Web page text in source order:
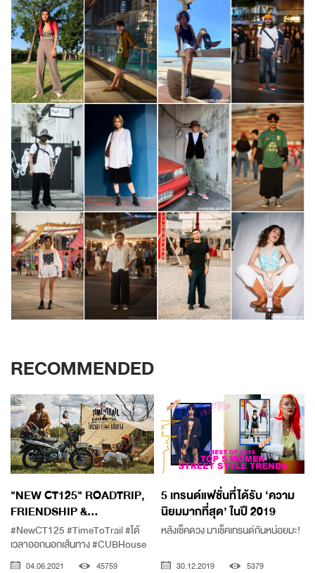
RECOMMENDED
"NEW CT125" ROADTRIP,
FRIENDSHIP &...
#NewCT125 #TimeToTrail #ได้
เวลาออกนอกเส้นทาง #CUBHouse
04.06.2021 45759
5 เทรนด์แฟชั่นที่ได้รับ ‘ความ
นิยมมากที่สุด’ ในปี 2019
หลังเช็คดวง มาเช็คเทรนด์กันหน่อยมะ!
30.12.2019 5379